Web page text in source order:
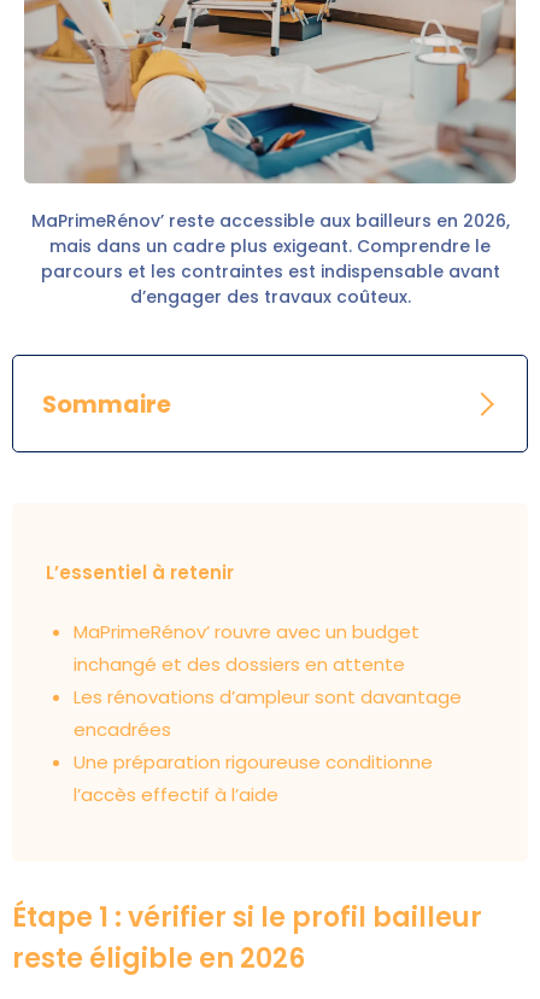
MaPrimeRénov’ reste accessible aux bailleurs en 2026,
mais dans un cadre plus exigeant. Comprendre le
parcours et les contraintes est indispensable avant
d’engager des travaux coûteux.
Sommaire
L’essentiel à retenir
MaPrimeRénov’ rouvre avec un budget
inchangé et des dossiers en attente
Les rénovations d’ampleur sont davantage
encadrées
Une préparation rigoureuse conditionne
l’accès effectif à l’aide
Étape 1 : vérifier si le profil bailleur
reste éligible en 2026